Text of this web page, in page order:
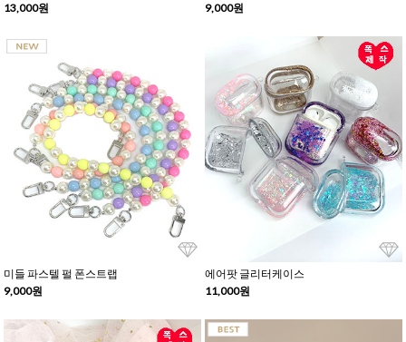
13,000원
9,000원
미들 파스텔 펄 폰스트랩
9,000원
에어팟 글리터케이스
11,000원